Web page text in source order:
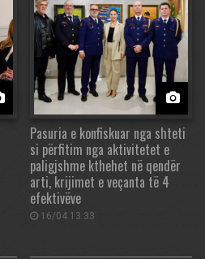
Pasuria e konfiskuar nga shteti
si përfitim nga aktivitetet e
paligjshme kthehet në qendër
arti, krijimet e veçanta të 4
efektivëve
16/04 13:33